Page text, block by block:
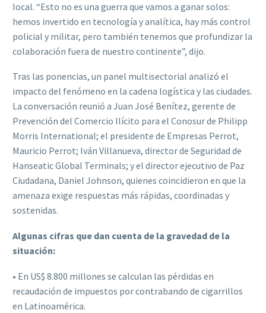
local. “Esto no es una guerra que vamos a ganar solos:
hemos invertido en tecnología y analítica, hay más control
policial y militar, pero también tenemos que profundizar la
colaboración fuera de nuestro continente”, dijo.
Tras las ponencias, un panel multisectorial analizó el
impacto del fenómeno en la cadena logística y las ciudades.
La conversación reunió a Juan José Benítez, gerente de
Prevención del Comercio Ilícito para el Conosur de Philipp
Morris International; el presidente de Empresas Perrot,
Mauricio Perrot; Iván Villanueva, director de Seguridad de
Hanseatic Global Terminals; y el director ejecutivo de Paz
Ciudadana, Daniel Johnson, quienes coincidieron en que la
amenaza exige respuestas más rápidas, coordinadas y
sostenidas.
Algunas cifras que dan cuenta de la gravedad de la
situación:
• En US$ 8.800 millones se calculan las pérdidas en
recaudación de impuestos por contrabando de cigarrillos
en Latinoamérica.